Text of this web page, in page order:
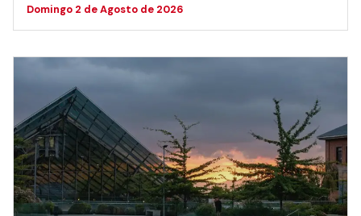
Domingo 2 de Agosto de 2026